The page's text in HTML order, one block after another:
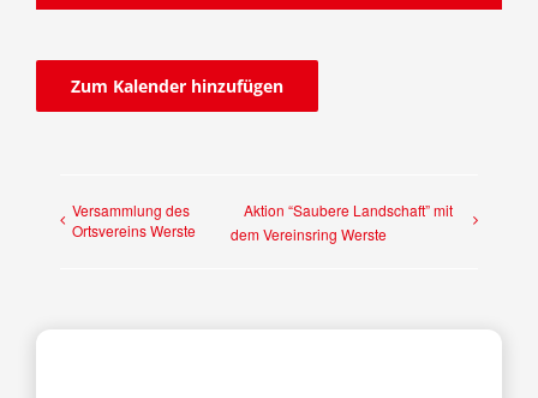
Fraktion
Jusos
Kontakt
Zum Kalender hinzufügen
Versammlung des
Ortsvereins Werste
Aktion “Saubere Landschaft” mit
dem Vereinsring Werste